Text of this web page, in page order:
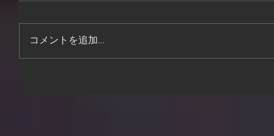
コメントを追加…